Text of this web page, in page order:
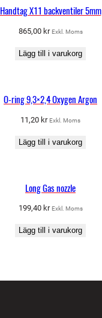
Handtag X11 backventiler 5mm
865,00 kr Exkl. Moms
Lägg till i varukorg
O-ring 9,3×2,4 Oxygen Argon
11,20 kr Exkl. Moms
Lägg till i varukorg
Long Gas nozzle
199,40 kr Exkl. Moms
Lägg till i varukorg